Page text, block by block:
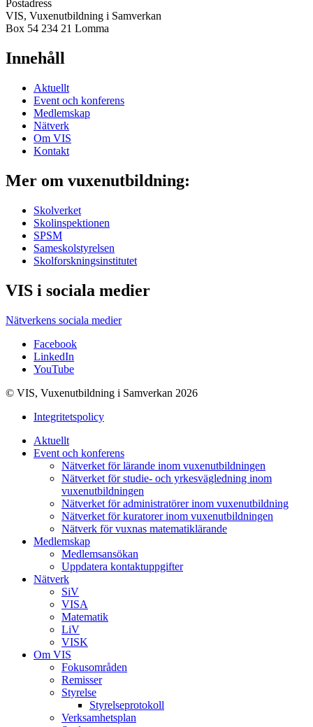
Postadress
VIS, Vuxenutbildning i Samverkan
Box 54 234 21 Lomma
Innehåll
Aktuellt
Event och konferens
Medlemskap
Nätverk
Om VIS
Kontakt
Mer om vuxenutbildning:
Skolverket
Skolinspektionen
SPSM
Sameskolstyrelsen
Skolforskningsinstitutet
VIS i sociala medier
Nätverkens sociala medier
Facebook
LinkedIn
YouTube
© VIS, Vuxenutbildning i Samverkan 2026
Integritetspolicy
Aktuellt
Event och konferens
Nätverket för lärande inom vuxenutbildningen
Nätverket för studie- och yrkesvägledning inom
vuxenutbildningen
Nätverket för administratörer inom vuxenutbildning
Nätverket för kuratorer inom vuxenutbildningen
Nätverk för vuxnas matematiklärande
Medlemskap
Medlemsansökan
Uppdatera kontaktuppgifter
Nätverk
SiV
VISA
Matematik
LiV
VISK
Om VIS
Fokusområden
Remisser
Styrelse
Styrelseprotokoll
Verksamhetsplan